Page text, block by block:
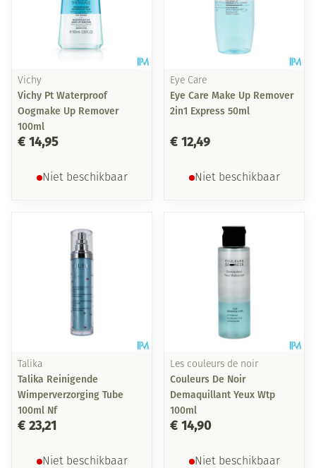
Vichy
Vichy Pt Waterproof
Oogmake Up Remover
100ml
€ 14,95
Niet beschikbaar
Eye Care
Eye Care Make Up Remover
2in1 Express 50ml
€ 12,49
Niet beschikbaar
Talika
Talika Reinigende
Wimperverzorging Tube
100ml Nf
€ 23,21
Niet beschikbaar
Les couleurs de noir
Couleurs De Noir
Demaquillant Yeux Wtp
100ml
€ 14,90
Niet beschikbaar